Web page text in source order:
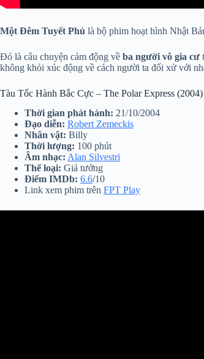
Một Đêm Tuyết Phủ là bộ phim hoạt hình Nhật
Đó là câu chuyện cảm động về ba người vô gia cư
không khỏi xúc động về cách người ta đối xử với
Tàu Tốc Hành Bắc Cực – The Polar Express (2004)
Thời gian phát hành: 21/10/2004
Đạo diễn: Robert Zemeckis
Nhân vật: Billy
Thời lượng: 100 phút
Âm nhạc: Alan Silvestri
Thể loại: Giả tưởng
Điểm IMDb: 6.6/10
Link xem phim trên FPT Play